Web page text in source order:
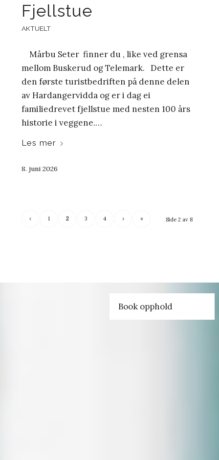
Fjellstue
AKTUELT
Mårbu Seter finner du , like ved grensa
mellom Buskerud og Telemark. Dette er
den første turistbedriften på denne delen
av Hardangervidda og er i dag ei
familiedrevet fjellstue med nesten 100 års
historie i veggene.…
Les mer
8. juni 2026
Side 2 av 8
‹ 1 2 3 4 › »
Book opphold